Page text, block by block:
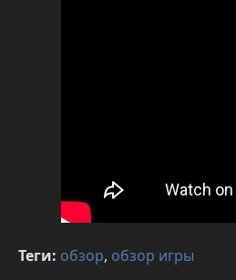
Теги: обзор, обзор игры